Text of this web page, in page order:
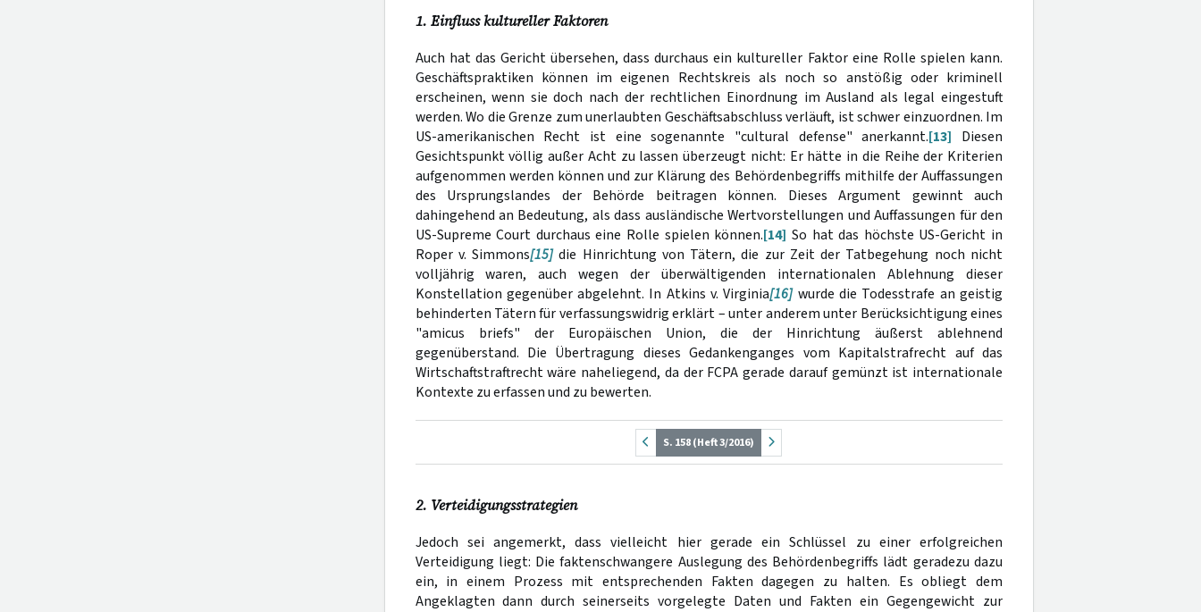
1. Einfluss kultureller Faktoren
Auch hat das Gericht übersehen, dass durchaus ein kultureller Faktor eine Rolle spielen kann.
Geschäftspraktiken können im eigenen Rechtskreis als noch so anstößig oder kriminell
erscheinen, wenn sie doch nach der rechtlichen Einordnung im Ausland als legal eingestuft
werden. Wo die Grenze zum unerlaubten Geschäftsabschluss verläuft, ist schwer einzuordnen. Im
US-amerikanischen Recht ist eine sogenannte "cultural defense" anerkannt.[13] Diesen
Gesichtspunkt völlig außer Acht zu lassen überzeugt nicht: Er hätte in die Reihe der Kriterien
aufgenommen werden können und zur Klärung des Behördenbegriffs mithilfe der Auffassungen
des Ursprungslandes der Behörde beitragen können. Dieses Argument gewinnt auch
dahingehend an Bedeutung, als dass ausländische Wertvorstellungen und Auffassungen für den
US-Supreme Court durchaus eine Rolle spielen können.[14] So hat das höchste US-Gericht in
Roper v. Simmons[15] die Hinrichtung von Tätern, die zur Zeit der Tatbegehung noch nicht
volljährig waren, auch wegen der überwältigenden internationalen Ablehnung dieser
Konstellation gegenüber abgelehnt. In Atkins v. Virginia[16]wurde die Todesstrafe an geistig
behinderten Tätern für verfassungswidrig erklärt – unter anderem unter Berücksichtigung eines
"amicus briefs" der Europäischen Union, die der Hinrichtung äußerst ablehnend
gegenüberstand. Die Übertragung dieses Gedankenganges vom Kapitalstrafrecht auf das
Wirtschaftstraftrecht wäre naheliegend, da der FCPA gerade darauf gemünzt ist internationale
Kontexte zu erfassen und zu bewerten.
S. 158 (Heft 3/2016)
2. Verteidigungsstrategien
Jedoch sei angemerkt, dass vielleicht hier gerade ein Schlüssel zu einer erfolgreichen
Verteidigung liegt: Die faktenschwangere Auslegung des Behördenbegriffs lädt geradezu dazu
ein, in einem Prozess mit entsprechenden Fakten dagegen zu halten. Es obliegt dem
Angeklagten dann durch seinerseits vorgelegte Daten und Fakten ein Gegengewicht zur